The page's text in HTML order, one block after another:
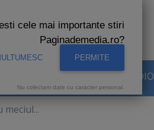
AUDIENTE RADIO
cele mai importante stiri
Paginademedia.ro?
PERMITE
Nu colectam date cu caracter personal.